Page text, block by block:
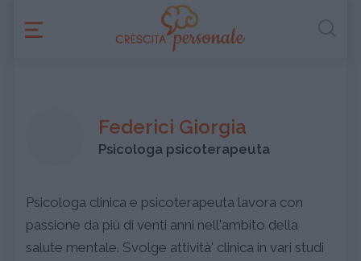
Federici Giorgia
Psicologa psicoterapeuta
Psicologa clinica e psicoterapeuta lavora con
passione da più di venti anni nell'ambito della
salute mentale. Svolge attività' clinica in vari studi